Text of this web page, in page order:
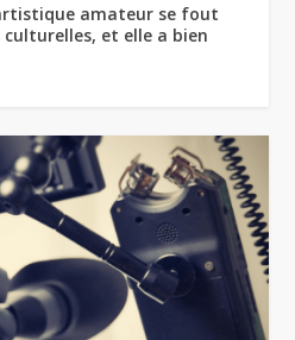
amateur se fout
et elle a bien